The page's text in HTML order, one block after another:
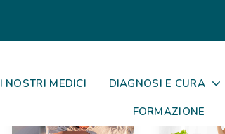
I NOSTRI MEDICI DIAGNOSI E CURA
FORMAZIONE